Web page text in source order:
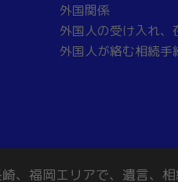
外国関係
外国人の受け入れ、
外国人が絡む相続
福岡エリアで、遺言、